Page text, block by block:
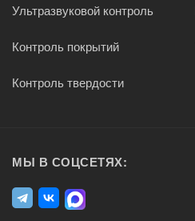
Ультразвуковой контроль
Контроль покрытий
Контроль твердости
МЫ В СОЦСЕТЯХ: